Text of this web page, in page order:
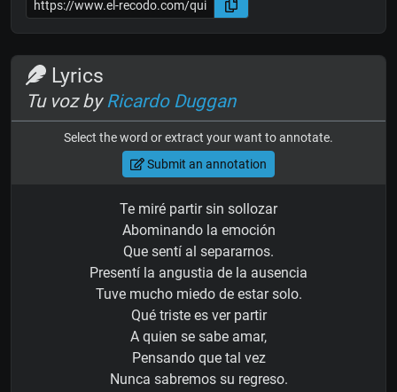
Lyrics
Tu voz byRicardo Duggan
Select the word or extract your want to annotate.
Submit an annotation
Te miré partir sin sollozar
Abominando la emoción
Que sentí al separarnos.
Presentí la angustia de la ausencia
Tuve mucho miedo de estar solo.
Qué triste es ver partir
A quien se sabe amar,
Pensando que tal vez
Nunca sabremos su regreso.